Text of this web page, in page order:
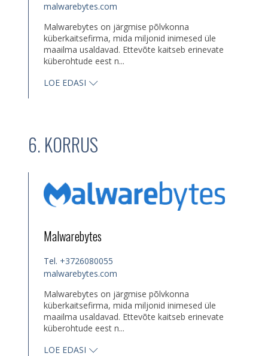
malwarebytes.com
Malwarebytes on järgmise põlvkonna
küberkaitsefirma, mida miljonid inimesed üle
maailma usaldavad. Ettevõte kaitseb erinevate
küberohtude eest n...
LOE EDASI
6. KORRUS
Malwarebytes
Tel. +3726080055
malwarebytes.com
Malwarebytes on järgmise põlvkonna
küberkaitsefirma, mida miljonid inimesed üle
maailma usaldavad. Ettevõte kaitseb erinevate
küberohtude eest n...
LOE EDASI